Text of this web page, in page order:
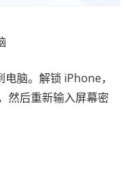
脑。解锁 iPhone，
然后重新输入屏幕密